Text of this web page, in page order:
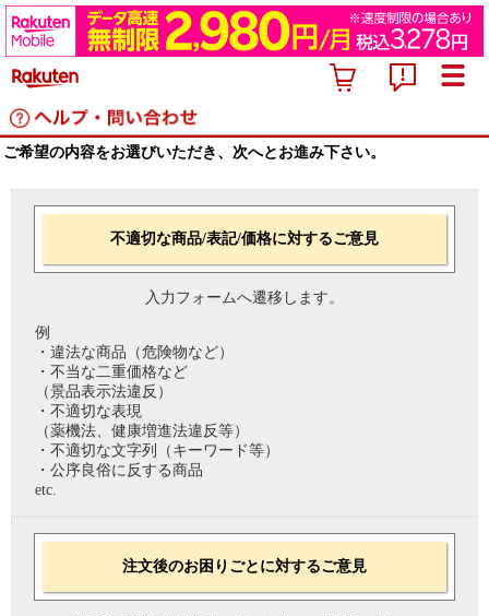
ご希望の内容をお選びいただき、次へとお進み下さい。
不適切な商品/表記/価格に対するご意見
入力フォームへ遷移します。
例
・違法な商品（危険物など）
・不当な二重価格など
（景品表示法違反）
・不適切な表現
（薬機法、健康増進法違反等）
・不適切な文字列（キーワード等）
・公序良俗に反する商品
etc.
注文後のお困りごとに対するご意見